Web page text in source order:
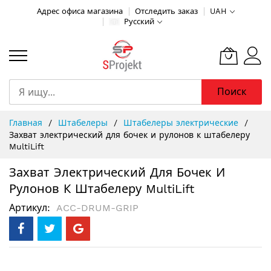
Адрес офиса магазина Отследить заказ
UAH
Русский
Поиск
to
Content
Главная Штабелеры
Штабелеры электрические
Захват электрический для бочек и рулонов к штабелеру
MultiLift
Захват Электрический Для Бочек И
Рулонов К Штабелеру MultiLift
Артикул ACC-DRUM-GRIP